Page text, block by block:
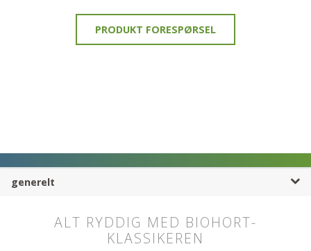
PRODUKT FORESPØRSEL
generelt
ALT RYDDIG MED BIOHORT-
KLASSIKEREN